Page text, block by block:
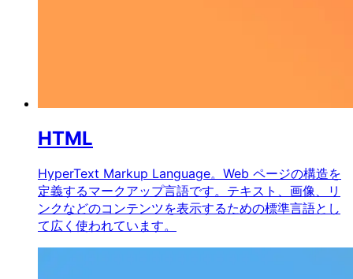
HTML
HyperText Markup Language。Web ページの構造を
定義するマークアップ言語です。テキスト、画像、リ
ンクなどのコンテンツを表示するための標準言語とし
て広く使われています。